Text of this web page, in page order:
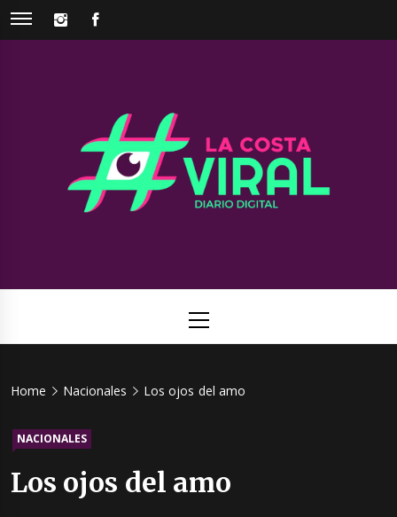
Skip
INSTAGRAM
Viral
Menu
Home Nacionales Los ojos del amo
NACIONALES
Los ojos del amo